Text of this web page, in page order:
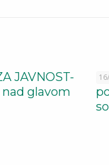
JAVNOST-
glavom